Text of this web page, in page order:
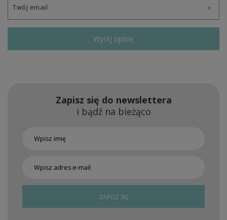
Twój email
Wyślij opinię
Zapisz się do newslettera
i bądź na bieżąco
ZAPISZ SIĘ